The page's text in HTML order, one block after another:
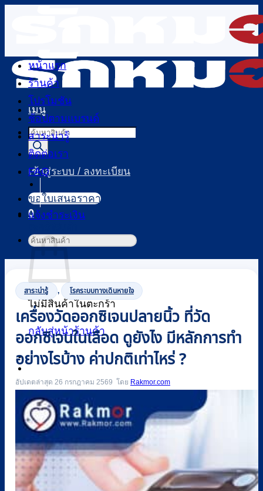
เนื้อหา
เมนู
Products
search
เข้าสู่ระบบ / ลงทะเบียน
0
ไม่มีสินค้าในตะกร้า
กลับสู่หน้าร้านค้า
0
หน้าแรก
ร้านค้า
โปรโมชัน
ช้อปตามแบรนด์
สาระน่ารู้
ติดต่อเรา
FAQ
ขอใบเสนอราคา
แจ้งชำระเงิน
ค้นหา:
สาระน่ารู้ , โรคระบบทางเดินหายใจ
เครื่องวัดออกซิเจนปลายนิ้ว ที่วัด
ออกซิเจนในเลือด ดูยังไง มีหลักการทำ
อย่างไรบ้าง ค่าปกติเท่าไหร่ ?
อัปเดตล่าสุด 26 กรกฎาคม 2569 Rakmor.com